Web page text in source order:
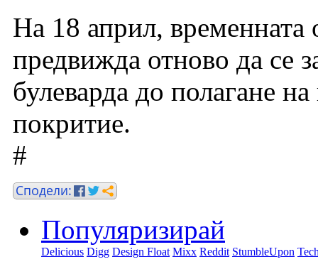
На 18 април, временната
предвижда отново да се
булеварда до полагане
покритие.
#
Популяризирай
Delicious Digg Design Float Mixx Reddit StumbleUpon